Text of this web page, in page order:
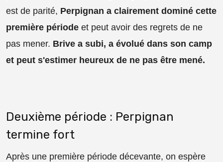
est de parité, Perpignan a clairement dominé cette
première période et peut avoir des regrets de ne
pas mener. Brive a subi, a évolué dans son camp
et peut s'estimer heureux de ne pas être mené.
Deuxième période : Perpignan
termine fort
Après une première période décevante, on espère